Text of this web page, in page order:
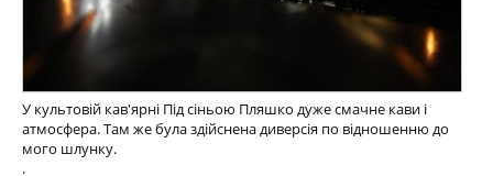
У культовій кав'ярні Під сіньою Пляшко дуже смачне кави і
атмосфера. Там же була здійснена диверсія по відношенню до
мого шлунку.
.